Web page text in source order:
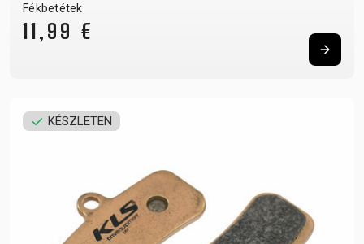
Fékbetétek
11,99 €
KÉSZLETEN